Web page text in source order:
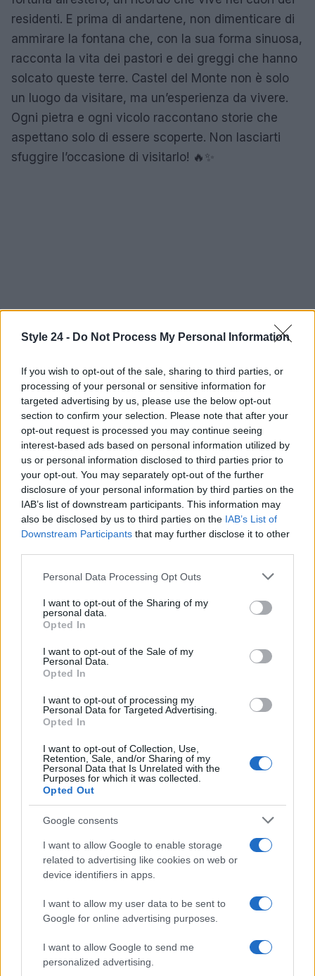
Style 24 - Do Not Process My Personal Information
If you wish to opt-out of the sale, sharing to third parties, or
processing of your personal or sensitive information for
targeted advertising by us, please use the below opt-out
section to confirm your selection. Please note that after your
opt-out request is processed you may continue seeing
interest-based ads based on personal information utilized by
us or personal information disclosed to third parties prior to
your opt-out. You may separately opt-out of the further
disclosure of your personal information by third parties on the
IAB’s list of downstream participants. This information may
also be disclosed by us to third parties on the IAB’s List of
Downstream Participants that may further disclose it to other
Please note that this website/app uses one or more Google
not limited to your visit or usage behaviour. You may click to
grant or deny consent to Google and its third-party tags to
use your data for below specified purposes in below Google
consent section.
Personal Data Processing Opt Outs
I want to opt-out of the Sharing of my
personal data.
Opted In
I want to opt-out of the Sale of my
Personal Data.
Opted In
I want to opt-out of processing my
Personal Data for Targeted Advertising.
Opted In
I want to opt-out of Collection, Use,
Retention, Sale, and/or Sharing of my
Personal Data that Is Unrelated with the
Purposes for which it was collected.
Opted Out
Google consents
I want to allow Google to enable storage
related to advertising like cookies on web or
device identifiers in apps.
I want to allow my user data to be sent to
Google for online advertising purposes.
I want to allow Google to send me
personalized advertising.
residenti. E prima di andartene, non dimenticare di
ammirare la fontana che, con la sua forma sinuosa,
racconta la vita dei pastori e dei greggi che hanno
solcato queste terre. Castel del Monte non è solo
un luogo da visitare, ma un’esperienza da vivere.
Ogni pietra e ogni vicolo raccontano storie che
aspettano solo di essere scoperte. Non lasciarti
sfuggire l’occasione di visitarlo! 🔥✨
AUTORE
Staff
Continua a leggere